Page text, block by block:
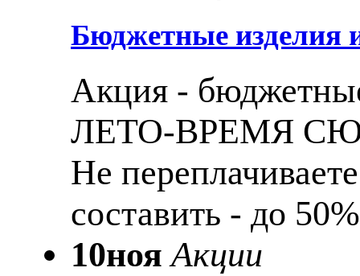
Бюджетные изделия
Акция -
ЛЕТО-ВРЕМЯ
Не
составить - до
10ноя Акции